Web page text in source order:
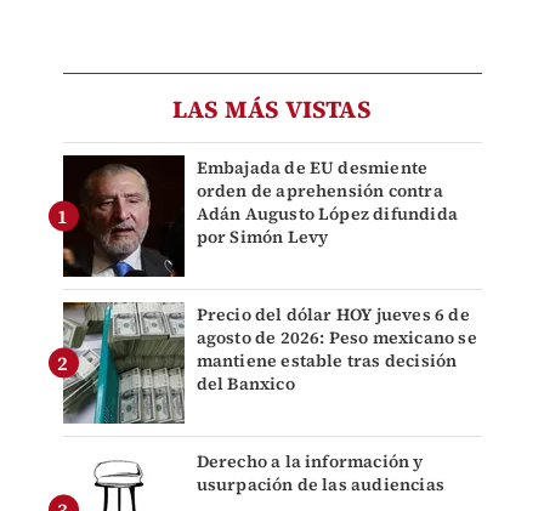
LAS MÁS VISTAS
Embajada de EU desmiente
orden de aprehensión contra
Adán Augusto López difundida
por Simón Levy
Precio del dólar HOY jueves 6 de
agosto de 2026: Peso mexicano se
mantiene estable tras decisión
del Banxico
Derecho a la información y
usurpación de las audiencias